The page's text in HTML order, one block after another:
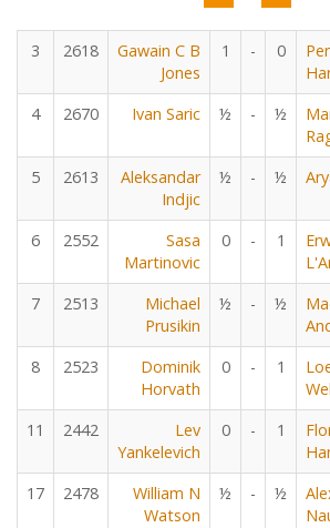
3 2618
Gawain C B
Jones
1 - 0
4 2670 Ivan Saric ½ - ½
5 2613
Aleksandar
Indjic
½ - ½
6 2552
Sasa
Martinovic
0 - 1
7 2513
Michael
Prusikin
½ - ½
8 2523
Dominik
Horvath
0 - 1
11 2442
Lev
Yankelevich
0 - 1
17 2478
William N
Watson
½ - ½